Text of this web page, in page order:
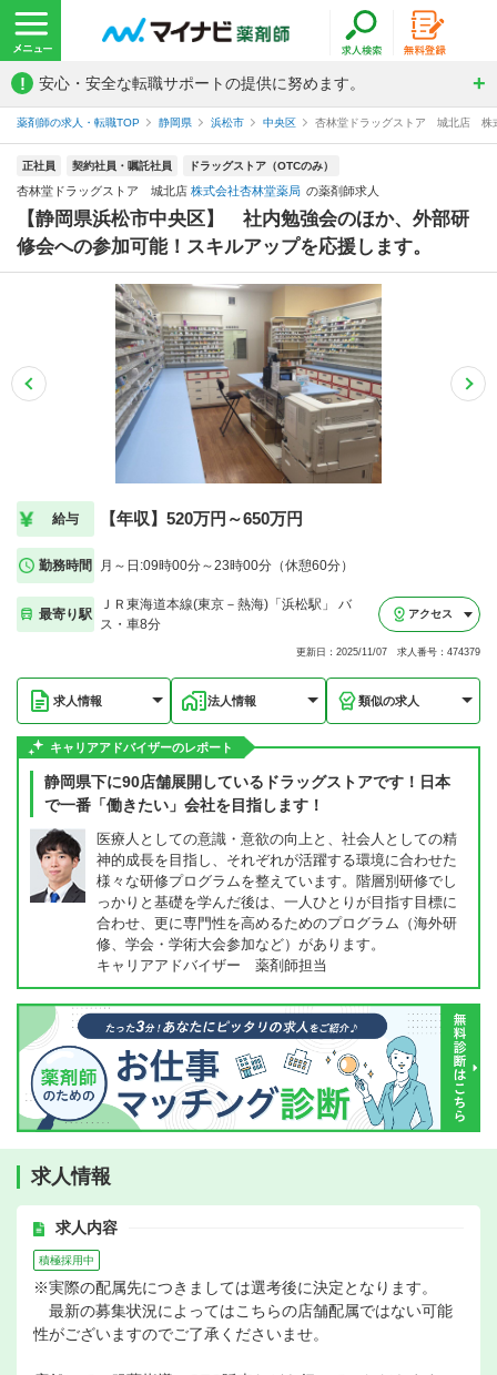
! 安心・安全な転職サポートの提供に努めます。
薬剤師の求人・転職TOP 静岡県 浜松市 中央区 杏林堂ドラッグストア 城北店 株
正社員 契約社員・嘱託社員 ドラッグストア（OTCのみ）
杏林堂ドラッグストア 城北店 株式会社杏林堂薬局 の薬剤師求人
【静岡県浜松市中央区】 社内勉強会のほか、外部研
修会への参加可能！スキルアップを応援します。
給与 【年収】520万円～650万円
勤務時間 月～日:09時00分～23時00分（休憩60分）
最寄り駅
ＪＲ東海道本線(東京－熱海)「浜松駅」 バ
ス・車8分
アクセス
更新日：2025/11/07 求人番号：474379
求人情報 法人情報 類似の求人
キャリアアドバイザーのレポート
静岡県下に90店舗展開しているドラッグストアです！日本
で一番「働きたい」会社を目指します！
医療人としての意識・意欲の向上と、社会人としての精
神的成長を目指し、それぞれが活躍する環境に合わせた
様々な研修プログラムを整えています。階層別研修でし
っかりと基礎を学んだ後は、一人ひとりが目指す目標に
合わせ、更に専門性を高めるためのプログラム（海外研
修、学会・学術大会参加など）があります。
キャリアアドバイザー 薬剤師担当
求人情報
求人内容
積極採用中
※実際の配属先につきましては選考後に決定となります。
最新の募集状況によってはこちらの店舗配属ではない可能
性がございますのでご了承くださいませ。